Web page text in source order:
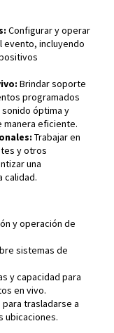
Configurar y operar
evento, incluyendo
Brindar soporte
programados
óptima y
eficiente.
Trabajar en
y otros
una
calidad.
y operación de
sistemas de
y capacidad para
en vivo.
trasladarse a
ubicaciones.